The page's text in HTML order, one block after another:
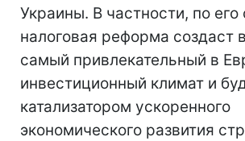
Украины. В частности, по его
налоговая реформа создаст
самый привлекательный в
инвестиционный климат и
катализатором ускоренного
экономического развития